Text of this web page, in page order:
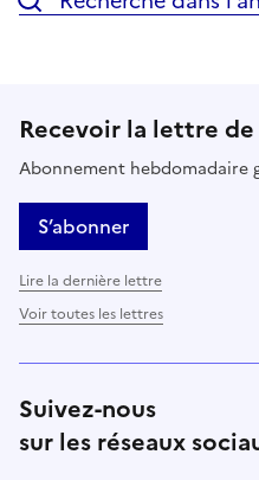
Recevoir la lettre
Abonnement hebdomadaire
S’abonner
Lire la dernière lettre
Voir toutes les lettres
Suivez-nous
sur les réseaux